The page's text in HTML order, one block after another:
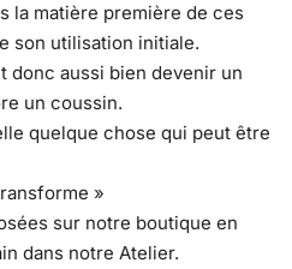
la matière première de ces
son utilisation initiale.
donc aussi bien devenir un
un coussin.
quelque chose qui peut être
»
sur notre boutique en
dans notre Atelier.